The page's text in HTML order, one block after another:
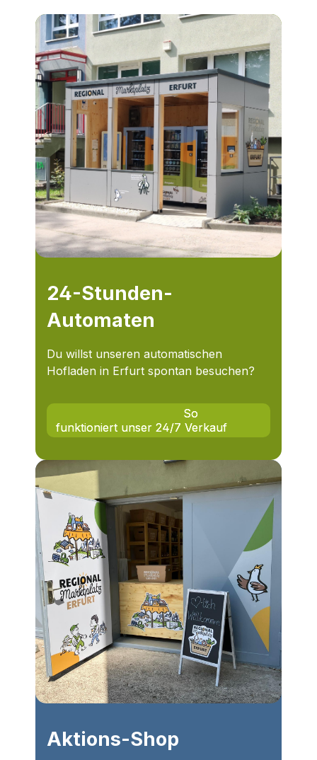
24-Stunden-
Automaten
Du willst unseren automatischen
Hofladen in Erfurt spontan besuchen?
funktioniert unser 24/7 Verkauf
Aktions-Shop